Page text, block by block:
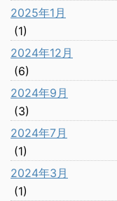
2025年1月
(1)
2024年12月
(6)
2024年9月
(3)
2024年7月
(1)
2024年3月
(1)